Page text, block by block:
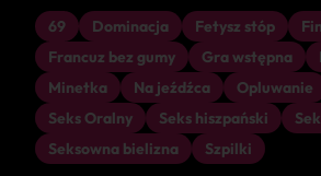
69 Dominacja Fetysz stóp
Francuz bez gumy
Gra wstępna
Minetka
Na jeźdźca Opluwanie
Seks Oralny
Seks hiszpański
Seksowna bielizna
Szpilki